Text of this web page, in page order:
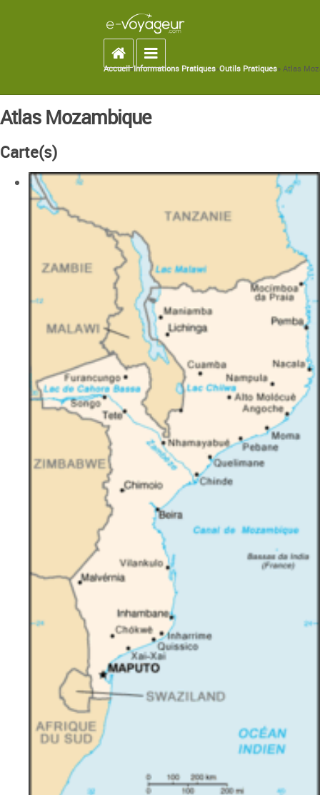
Accueil
Toggle navigation
Accueil»Informations Pratiques»Outils Pratiques» Atlas
Atlas Mozambique
Carte(s)